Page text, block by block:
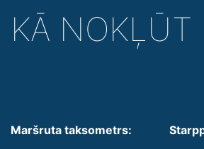
KĀ NOKĻŪT
Maršruta taksometrs: